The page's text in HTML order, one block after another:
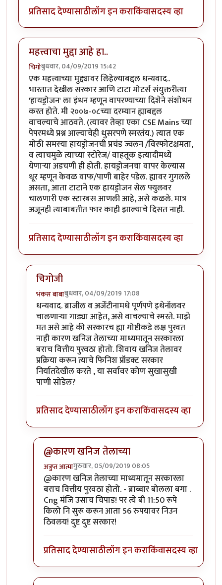
प्रतिसाद देण्यासाठीलॉग इन कराकिंवासदस्य व्हा
महत्त्वाचा मुद्दा आहे हा..
चिगोबुधवार, 04/09/2019 15:42
एक महत्त्वाच्या मुद्द्यावर लिहेल्याबद्दल धन्यवाद..
भारतात देखील सरकार आणि टाटा मोटर्स संयुक्तरीत्या
'हायड्रोजन' ला इंधन म्हणून वापरण्याच्या दिशेने संशोधन
करत होते. मी २००७-०८च्या दरम्यान ह्याबद्दल
वाचल्याचे आठवते. (त्यावर तेव्हा एका CSE Mains च्या
पेपरमध्ये प्रश्न आल्याचेही धुसरपणे स्मरतंय.) त्यात एक
मोठी समस्या हायड्रोजनची प्रचंड ज्वलन /विस्फोटक्षमता,
व त्याचमुळे त्याच्या स्टोरेज/ वाहतूक इत्यादीमध्ये
येणार्‍या अडचणी ही होती. हायड्रोजनचा वापर केल्यास
धूर म्हणून केवळ वाफ/पाणी बाहेर पडेल. ह्यावर गुगलले
असता, आता टाटाने एक हायड्रोजन सेल फ्युलवर
चालणारी एक स्टारबस आणली आहे, असे कळले. मात्र
अजूनही त्याबाबतीत फार काही झाल्याचे दिसत नाही.
प्रतिसाद देण्यासाठीलॉग इन कराकिंवासदस्य व्हा
चिगोजी
भंकस बाबाबुधवार, 04/09/2019 17:08
In reply toमहत्त्वाचा मुद्दा आहे हा..byचिगो
धन्यवाद. ब्राजील व अर्जेंटीनामधे पूर्णपणे इथेनॉलवर
चालणाऱ्या गाड्या आहेत, असे वाचल्याचे स्मरते. माझे
मत असे आहे की सरकारच ह्या गोष्टीकडे लक्ष पुरवत
नाही कारण खनिज तेलाच्या माध्यमातून सरकारला
बराच वित्तीय पुरवठा होतो. शिवाय खनिज तेलावर
प्रक्रिया करून त्याचे फिनिश प्रॉडक्ट सरकार
निर्यातदेखील करते , या सर्वावर कोण सुखासुखी
पाणी सोडेल?
प्रतिसाद देण्यासाठीलॉग इन कराकिंवासदस्य व्हा
@कारण खनिज तेलाच्या
अत्रुप्त आत्मागुरुवार, 05/09/2019 08:05
In reply toचिगोजीbyभंकस बाबा
@कारण खनिज तेलाच्या माध्यमातून सरकारला
बराच वित्तीय पुरवठा होतो. - ब्राब्बार बोलला बगा .
Cng मंजि उसाच चिपाड! पर त्ये बी 11:50 रूपे
किलो नि सुरू करून आता 56 रुपयावर निउन
ठिवलय! दुष्ट दुष्ट सरकार!
प्रतिसाद देण्यासाठीलॉग इन कराकिंवासदस्य व्हा